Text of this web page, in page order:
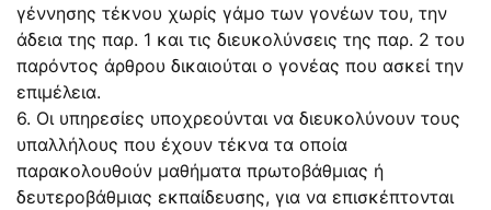
γέννησης τέκνου χωρίς γάμο των γονέων του, την
άδεια της παρ. 1 και τις διευκολύνσεις της παρ. 2 του
παρόντος άρθρου δικαιούται ο γονέας που ασκεί την
επιμέλεια.
6. Οι υπηρεσίες υποχρεούνται να διευκολύνουν τους
υπαλλήλους που έχουν τέκνα τα οποία
παρακολουθούν μαθήματα πρωτοβάθμιας ή
δευτεροβάθμιας εκπαίδευσης, για να επισκέπτονται